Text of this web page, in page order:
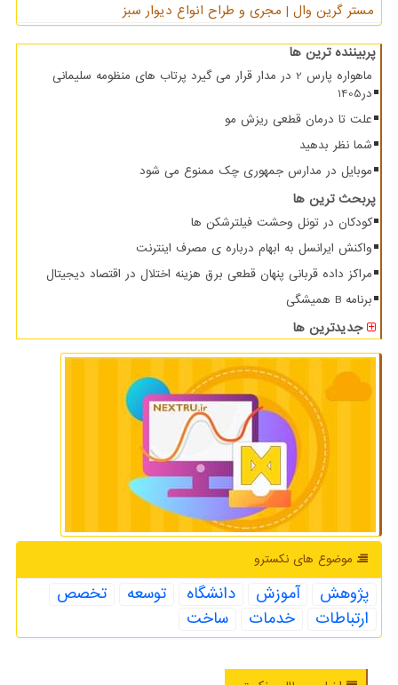
مستر گرین وال | مجری و طراح انواع دیوار سبز
پربیننده ترین ها
ماهواره پارس 2 در مدار قرار می گیرد پرتاب های منظومه سلیمانی
در1405
علت تا درمان قطعی ریزش مو
شما نظر بدهید
موبایل در مدارس جمهوری چک ممنوع می شود
پربحث ترین ها
کودکان در تونل وحشت فیلترشکن ها
واکنش ایرانسل به ابهام درباره ی مصرف اینترنت
مراکز داده قربانی پنهان قطعی برق هزینه اختلال در اقتصاد دیجیتال
برنامه B همیشگی
جدیدترین ها
موضوع های نكسترو
پژوهش آموزش دانشگاه توسعه
تخصص
ارتباطات
خدمات ساخت